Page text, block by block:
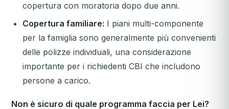
copertura con moratoria dopo due anni.
Copertura familiare: I piani multi-componente
per la famiglia sono generalmente più convenienti
delle polizze individuali, una considerazione
importante per i richiedenti CBI che includono
persone a carico.
Non è sicuro di quale programma faccia per Lei?